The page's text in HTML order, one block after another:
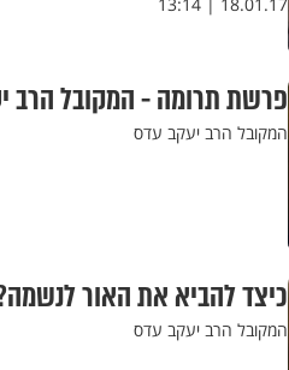
18.01.17 | 13:14
פרשת תרומה - המקובל הרב
המקובל הרב יעקב עדס
כיצד להביא את האור
המקובל הרב יעקב עדס